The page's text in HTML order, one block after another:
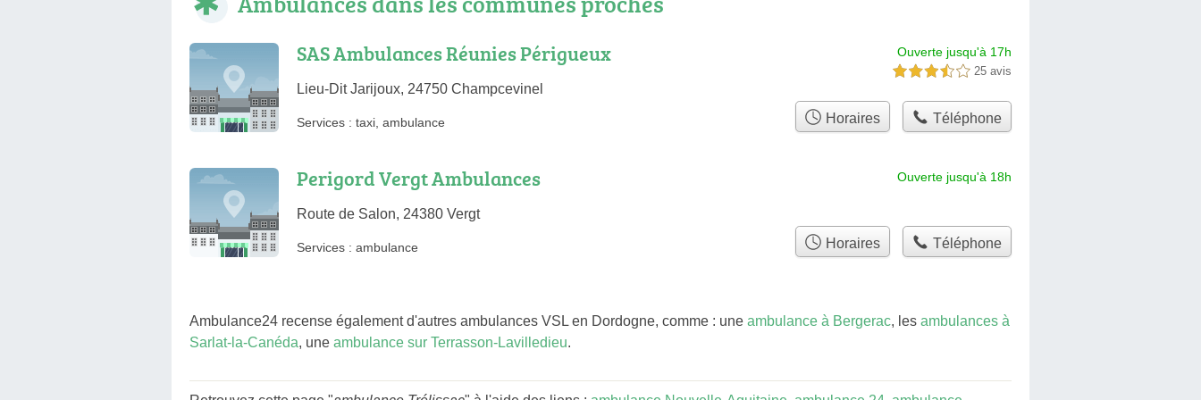
SAS Ambulances Réunies Périgueux
Lieu-Dit Jarijoux, 24750 Champcevinel
Ouverte jusqu'à 17h
3,5 étoiles sur 5 25 avis
Services : taxi ambulance Horaires Téléphone
Perigord Vergt Ambulances
Route de Salon, 24380 Vergt
Ouverte jusqu'à 18h
Services : ambulance Horaires Téléphone
Ambulance24 recense également d'autres ambulances VSL en Dordogne, comme : une ambulance à Bergerac, les ambulances à
Sarlat-la-Canéda, une ambulance sur Terrasson-Lavilledieu.